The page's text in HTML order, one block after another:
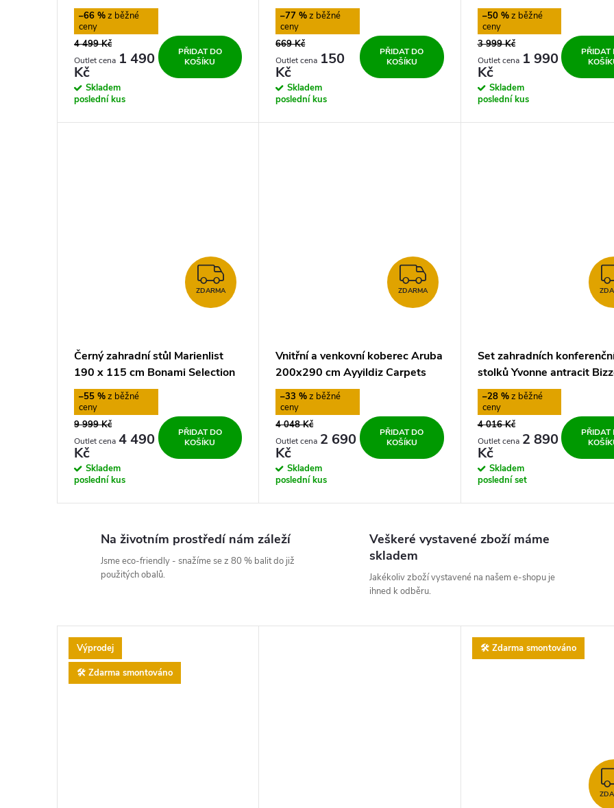
–66 %
4 499 Kč
1 490
Kč
Skladem
poslední kus
PŘIDAT DO
KOŠÍKU
–77 %
669 Kč
150
Kč
Skladem
poslední kus
PŘIDAT DO
KOŠÍKU
–50 %
3 999 Kč
1 990
Kč
Skladem
poslední kus
PŘIDAT
ZDARMA
ZDARMA
Černý zahradní stůl Marienlist
190 x 115 cm Bonami Selection
–55 %
9 999 Kč
4 490
Kč
Skladem
poslední kus
PŘIDAT DO
KOŠÍKU
ZDARMA
ZDARMA
Vnitřní a venkovní koberec Aruba
200x290 cm Ayyildiz Carpets
–33 %
4 048 Kč
2 690
Kč
Skladem
poslední kus
PŘIDAT DO
KOŠÍKU
Set zahradních
stolků Yvonne antracit
–28 %
4 016 Kč
2 890
Kč
Skladem
poslední set
PŘIDAT
Na životním prostředí nám záleží
Jsme eco-friendly - snažíme se z 80 % balit do již
použitých obalů.
Veškeré vystavené zboží máme
skladem
Jakékoliv zboží vystavené na našem e-shopu je
ihned k odběru.
Výprodej
🛠️ Zdarma smontováno
🛠️ Zdarma smontováno